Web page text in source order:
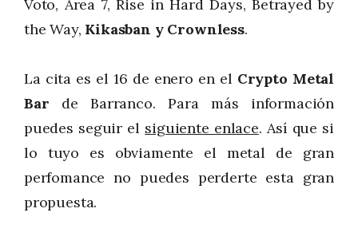
Voto, Área 7, Rise in Hard Days, Betrayed by
the Way, Kikasban y Crownless.
La cita es el 16 de enero en el Crypto Metal
Bar de Barranco. Para más información
puedes seguir el siguiente enlace. Así que si
lo tuyo es obviamente el metal de gran
perfomance no puedes perderte esta gran
propuesta.